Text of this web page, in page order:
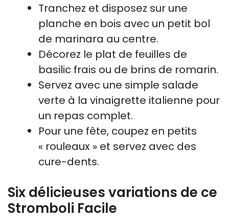
Tranchez et disposez sur une
planche en bois avec un petit bol
de marinara au centre.
Décorez le plat de feuilles de
basilic frais ou de brins de romarin.
Servez avec une simple salade
verte à la vinaigrette italienne pour
un repas complet.
Pour une fête, coupez en petits
« rouleaux » et servez avec des
cure-dents.
Six délicieuses variations de ce
Stromboli Facile